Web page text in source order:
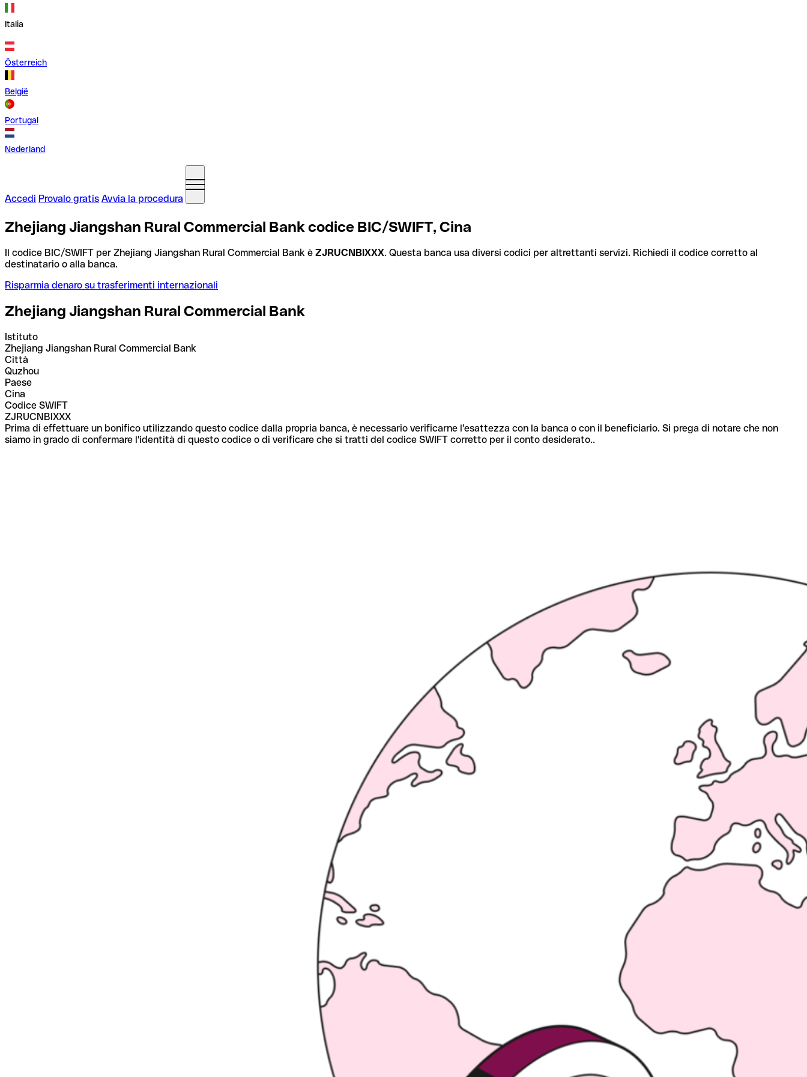
Italia
Österreich
België
Portugal
Nederland
Accedi Provalo gratis Avvia la procedura
Zhejiang Jiangshan Rural Commercial Bank codice BIC/SWIFT, Cina
Il codice BIC/SWIFT per Zhejiang Jiangshan Rural Commercial Bank è ZJRUCNBIXXX. Questa banca usa diversi codici per altrettanti servizi. Richiedi il codice corretto al
destinatario o alla banca.
Risparmia denaro su trasferimenti internazionali
Zhejiang Jiangshan Rural Commercial Bank
Istituto
Zhejiang Jiangshan Rural Commercial Bank
Città
Quzhou
Paese
Cina
Codice SWIFT
ZJRUCNBIXXX
Prima di effettuare un bonifico utilizzando questo codice dalla propria banca, è necessario verificarne l'esattezza con la banca o con il beneficiario. Si prega di notare che non
siamo in grado di confermare l'identità di questo codice o di verificare che si tratti del codice SWIFT corretto per il conto desiderato..